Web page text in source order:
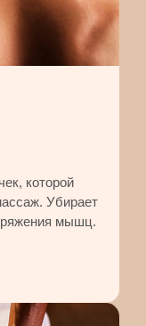
которой
Убирает
мышц.